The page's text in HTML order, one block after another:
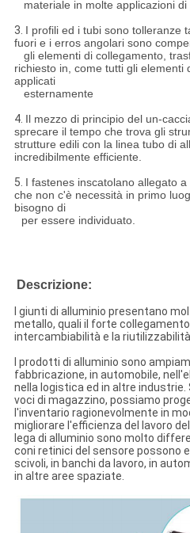
materiale in molte applicazioni
3. I profili ed i tubi sono tolleranze
fuori e i erros angolari sono
gli elementi di collegamento,
richiesto in, come tutti gli elementi
applicati
esternamente
4. Il mezzo di principio del un-
sprecare il tempo che trova gli
strutture edili con la linea tubo di
incredibilmente efficiente.
5. I fastenes inscatolano allegato
che non c'è necessità in primo
bisogno di
per essere individuato.
Descrizione:
I giunti di alluminio presentano
metallo, quali il forte
intercambiabilità e la
I prodotti di alluminio sono
fabbricazione, in automobile,
nella logistica ed in altre
voci di magazzino, possiamo
l'inventario ragionevolmente in
migliorare l'efficienza del lavoro
lega di alluminio sono molto
coni retinici del sensore possono
scivoli, in banchi da lavoro, in
in altre aree spaziate.